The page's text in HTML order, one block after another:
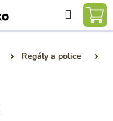
Hledat
Regály a police